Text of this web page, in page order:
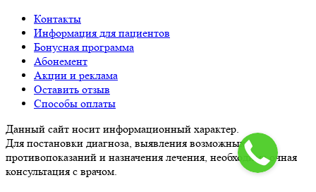
Контакты
Информация для пациентов
Бонусная программа
Абонемент
Акции и реклама
Оставить отзыв
Способы оплаты
Данный сайт носит информационный характер.
Для постановки диагноза, выявления возможных
противопоказаний и назначения лечения, необходима очная
консультация с врачом.